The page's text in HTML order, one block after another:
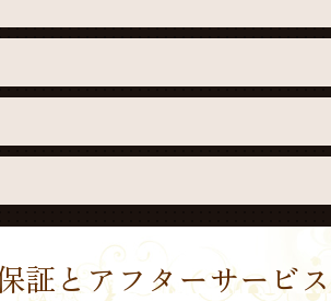
証とアフターサービス